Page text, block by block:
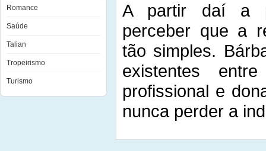
Romance
Saúde
Talian
Tropeirismo
Turismo
A partir daí a
perceber que a
tão simples.
existentes
profissional e
nunca perder a